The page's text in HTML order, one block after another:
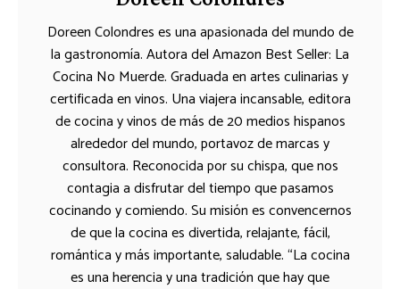
Doreen Colondres es una apasionada del mundo de
la gastronomía. Autora del Amazon Best Seller: La
Cocina No Muerde. Graduada en artes culinarias y
certificada en vinos. Una viajera incansable, editora
de cocina y vinos de más de 20 medios hispanos
alrededor del mundo, portavoz de marcas y
consultora. Reconocida por su chispa, que nos
contagia a disfrutar del tiempo que pasamos
cocinando y comiendo. Su misión es convencernos
de que la cocina es divertida, relajante, fácil,
romántica y más importante, saludable. “La cocina
es una herencia y una tradición que hay que